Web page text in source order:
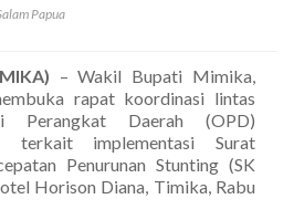
Papua
– Wakil Bupati Mimika,
rapat koordinasi lintas
Perangkat Daerah (OPD)
terkait implementasi Surat
Penurunan Stunting (SK
Horison Diana, Timika, Rabu